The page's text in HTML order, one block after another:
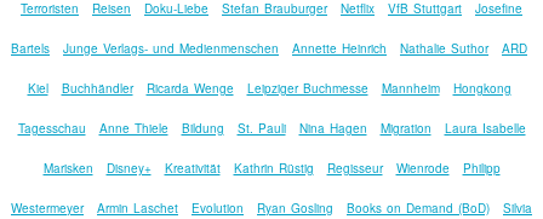
Terroristen Reisen Doku-Liebe Stefan Brauburger Netflix VfB Stuttgart Josefine
Bartels Junge Verlags- und Medienmenschen Annette Heinrich Nathalie Suthor ARD
Kiel Buchhändler Ricarda Wenge Leipziger Buchmesse Mannheim Hongkong
Tagesschau Anne Thiele Bildung St. Pauli Nina Hagen Migration Laura Isabelle
Marisken Disney+ Kreativität Kathrin Rüstig Regisseur Wienrode Philipp
Westermeyer Armin Laschet Evolution Ryan Gosling Books on Demand (BoD) Silvia